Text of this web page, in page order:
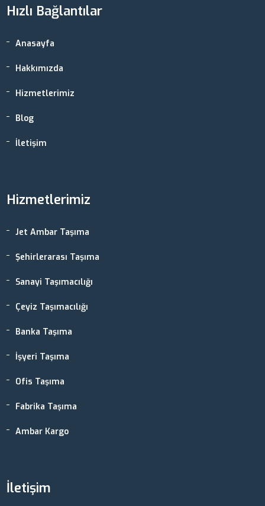
Hızlı Bağlantılar
Anasayfa
Hakkımızda
Hizmetlerimiz
Blog
İletişim
Hizmetlerimiz
Jet Ambar Taşıma
Şehirlerarası Taşıma
Sanayi Taşımacılığı
Çeyiz Taşımacılığı
Banka Taşıma
İşyeri Taşıma
Ofis Taşıma
Fabrika Taşıma
Ambar Kargo
İletişim